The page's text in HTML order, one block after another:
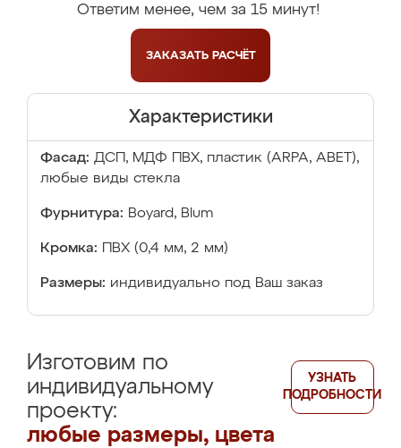
Ответим менее, чем за 15 минут!
ЗАКАЗАТЬ РАСЧЁТ
Характеристики
Фасад: ДСП, МДФ ПВХ, пластик (ARPA, ABET),
любые виды стекла
Фурнитура: Boyard, Blum
Кромка: ПВХ (0,4 мм, 2 мм)
Размеры: индивидуально под Ваш заказ
Изготовим по
индивидуальному
проекту:
любые размеры, цвета
УЗНАТЬ
ПОДРОБНОСТИ